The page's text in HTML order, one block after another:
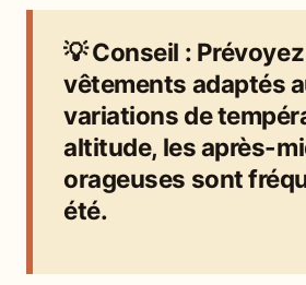
💡Conseil :
vêtements adaptés
variations de
altitude, les après-
orageuses sont
été.